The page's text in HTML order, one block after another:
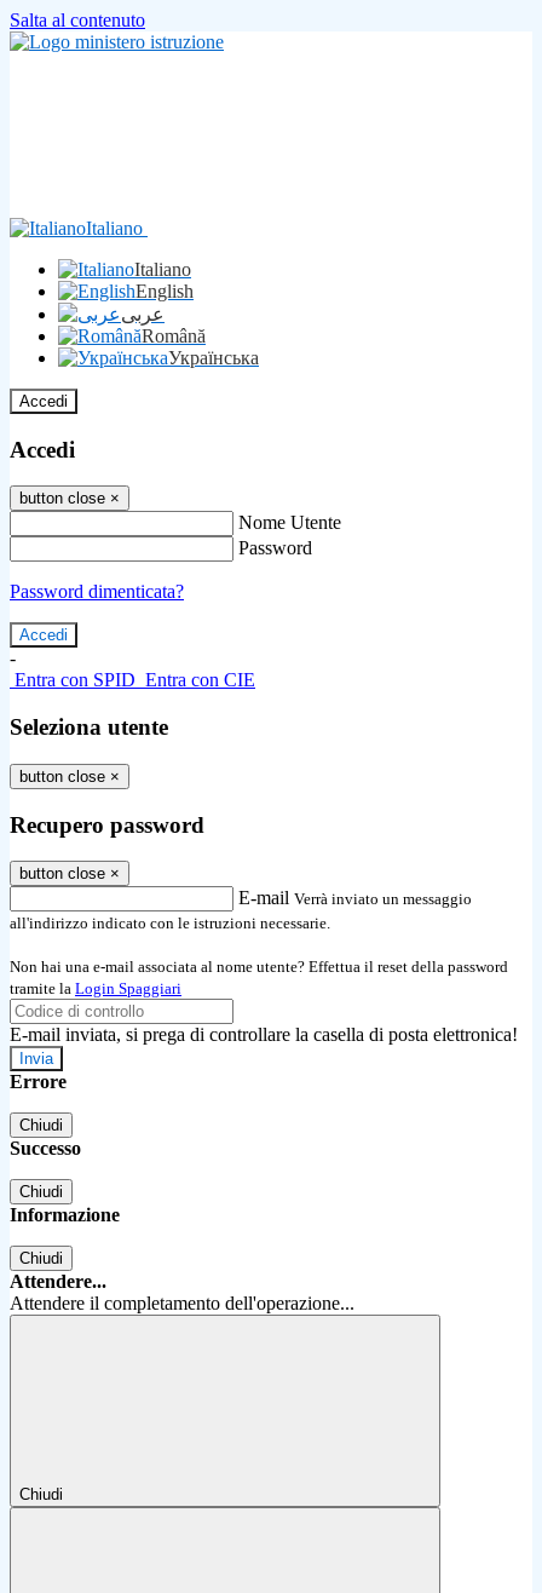
Salta al contenuto
Italiano
Italiano
English
عربى
Română
Українська
Accedi
Accedi
button close ×
Nome Utente
Password
Password dimenticata?
-
Entra con SPID Entra con CIE
Seleziona utente
button close ×
Recupero password
button close ×
E-mail Verrà inviato un messaggio
all'indirizzo indicato con le istruzioni necessarie.
Non hai una e-mail associata al nome utente? Effettua il reset della password
tramite la Login Spaggiari
E-mail inviata, si prega di controllare la casella di posta elettronica!
Errore
Chiudi
Successo
Chiudi
Informazione
Chiudi
Attendere...
Attendere il completamento dell'operazione...
Chiudi